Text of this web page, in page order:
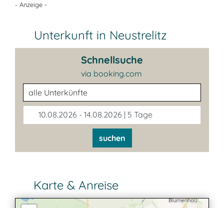
- Anzeige -
Unterkunft in Neustrelitz
Schnellsuche
via booking.com
Unterkunftsart
10.08.2026 - 14.08.2026 | 5 Tage
suchen
Karte & Anreise